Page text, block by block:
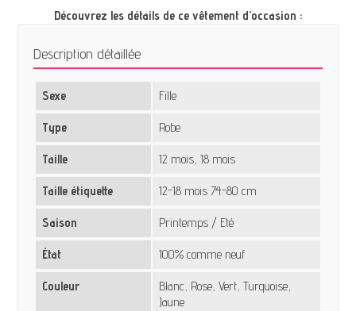
Découvrez les détails de ce vêtement d’occasion :
Description détaillée
Sexe Fille
Type Robe
Taille 12 mois, 18 mois
Taille étiquette 12-18 mois 74-80 cm
Saison Printemps / Eté
État 100% comme neuf
Couleur
Blanc, Rose, Vert, Turquoise,
Jaune